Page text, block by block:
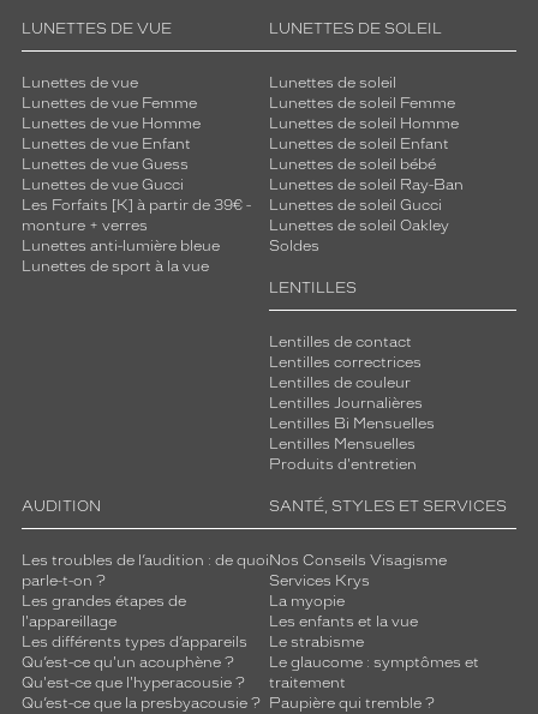
LUNETTES DE VUE
Lunettes de vue
Lunettes de vue Femme
Lunettes de vue Homme
Lunettes de vue Enfant
Lunettes de vue Guess
Lunettes de vue Gucci
Les Forfaits [K] à partir de 39€ -
monture + verres
Lunettes anti-lumière bleue
Lunettes de sport à la vue
LUNETTES DE SOLEIL
Lunettes de soleil
Lunettes de soleil Femme
Lunettes de soleil Homme
Lunettes de soleil Enfant
Lunettes de soleil bébé
Lunettes de soleil Ray-Ban
Lunettes de soleil Gucci
Lunettes de soleil Oakley
Soldes
LENTILLES
Lentilles de contact
Lentilles correctrices
Lentilles de couleur
Lentilles Journalières
Lentilles Bi Mensuelles
Lentilles Mensuelles
Produits d'entretien
AUDITION
Les troubles de l’audition : de quoi
parle-t-on ?
Les grandes étapes de
l'appareillage
Les différents types d’appareils
Qu’est-ce qu'un acouphène ?
Qu'est-ce que l'hyperacousie ?
Qu’est-ce que la presbyacousie ?
SANTÉ, STYLES ET SERVICES
Nos Conseils Visagisme
Services Krys
La myopie
Les enfants et la vue
Le strabisme
Le glaucome : symptômes et
traitement
Paupière qui tremble ?